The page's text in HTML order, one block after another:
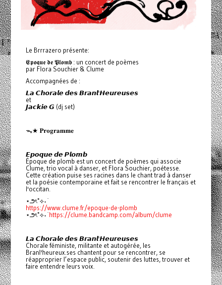
Le Brrrazero présente:
𝕰𝖕𝖔𝖖𝖚𝖊 𝖉𝖊 𝕻𝖑𝖔𝖒𝖇 : un concert de poèmes
par Flora Souchier & Clume
Accompagnées de :
𝙇𝙖 𝘾𝙝𝙤𝙧𝙖𝙡𝙚 𝙙𝙚𝙨 𝘽𝙧𝙖𝙣𝙡'𝙃𝙚𝙪𝙧𝙚𝙪𝙨𝙚𝙨
et
𝙅𝙖𝙘𝙠𝙞𝙚 𝙂 (dj set)
ᯓ★ 𝐏𝐫𝐨𝐠𝐫𝐚𝐦𝐦𝐞
𝙀𝙥𝙤𝙦𝙪𝙚 𝙙𝙚 𝙋𝙡𝙤𝙢𝙗
Époque de plomb est un concert de poèmes qui associe
Clume, trio vocal à danser, et Flora Souchier, poétesse.
Cette création puise ses racines dans le chant trad à danser
et la poésie contemporaine et fait se rencontrer le français et
l'occitan.
⋆౨ৎ˚⟡˖ ࣪
https://www.clume.fr/epoque-de-plomb
⋆౨ৎ˚⟡˖ ࣪https://clume.bandcamp.com/album/clume
𝙇𝙖 𝘾𝙝𝙤𝙧𝙖𝙡𝙚 𝙙𝙚𝙨 𝘽𝙧𝙖𝙣𝙡'𝙃𝙚𝙪𝙧𝙚𝙪𝙨𝙚𝙨
Chorale féministe, militante et autogérée, les
Branl'heureux.ses chantent pour se rencontrer, se
réapproprier l’espace public, soutenir des luttes, trouver et
faire entendre leurs voix.